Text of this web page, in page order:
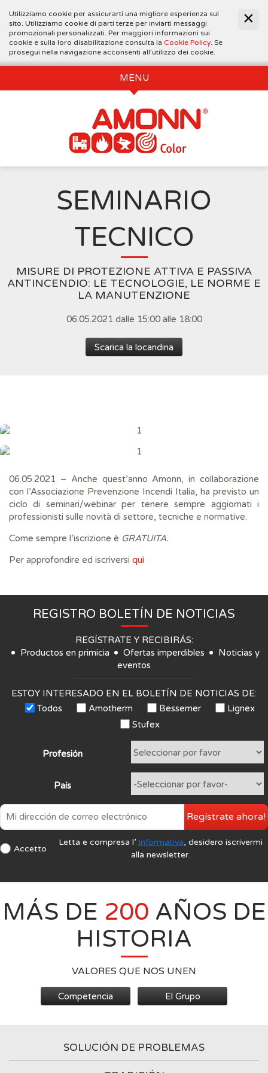
Utilizziamo cookie per assicurarti una migliore esperienza sul
sito. Utilizziamo cookie di parti terze per inviarti messaggi
promozionali personalizzati. Per maggiori informazioni sui
cookie e sulla loro disabilitazione consulta la Cookie Policy. Se
prosegui nella navigazione acconsenti all’utilizzo dei cookie.
MENU
SEMINARIO
TECNICO
MISURE DI PROTEZIONE ATTIVA E PASSIVA
ANTINCENDIO: LE TECNOLOGIE, LE NORME E
LA MANUTENZIONE
06.05.2021 dalle 15:00 alle 18:00
Scarica la locandina
06.05.2021 – Anche quest’anno Amonn, in collaborazione
con l’Associazione Prevenzione Incendi Italia, ha previsto un
ciclo di seminari/webinar per tenere sempre aggiornati i
professionisti sulle novità di settore, tecniche e normative.
Come sempre l’iscrizione è GRATUITA.
Per approfondire ed iscriversi quì
REGISTRO BOLETÍN DE NOTICIAS
REGÍSTRATE Y RECIBIRÁS:
Productos en primicia
Ofertas imperdibles
Noticias y
eventos
ESTOY INTERESADO EN EL BOLETÍN DE NOTICIAS DE:
Todos
Amotherm Bessemer
Lignex
Stufex
Profesión
País
Accetto
Letta e compresa l’ Informativa, desidero iscrivermi
alla newsletter.
Regístrate ahora!
MÁS DE 200 AÑOS DE
HISTORIA
VALORES QUE NOS UNEN
Competencia El Grupo
SOLUCIÓN DE PROBLEMAS